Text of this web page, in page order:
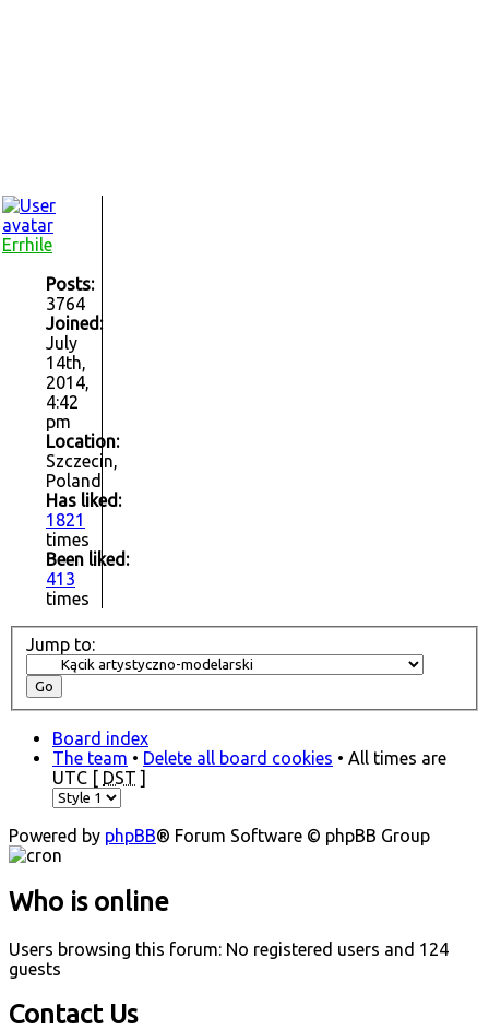
Errhile
Posts:
3764
Joined:
July
14th,
2014,
4:42
pm
Location:
Szczecin,
Poland
Has liked:
1821
times
Been liked:
413
times
Jump to:
Board index
The team • Delete all board cookies • All times are
UTC [ DST ]
Powered by phpBB® Forum Software © phpBB Group
Who is online
Users browsing this forum: No registered users and 124
guests
Contact Us